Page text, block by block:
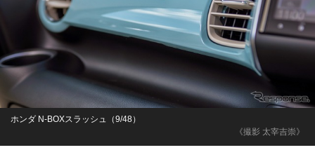
《撮影 太宰吉崇》
ホンダ N-BOXスラッシュ（9/48）